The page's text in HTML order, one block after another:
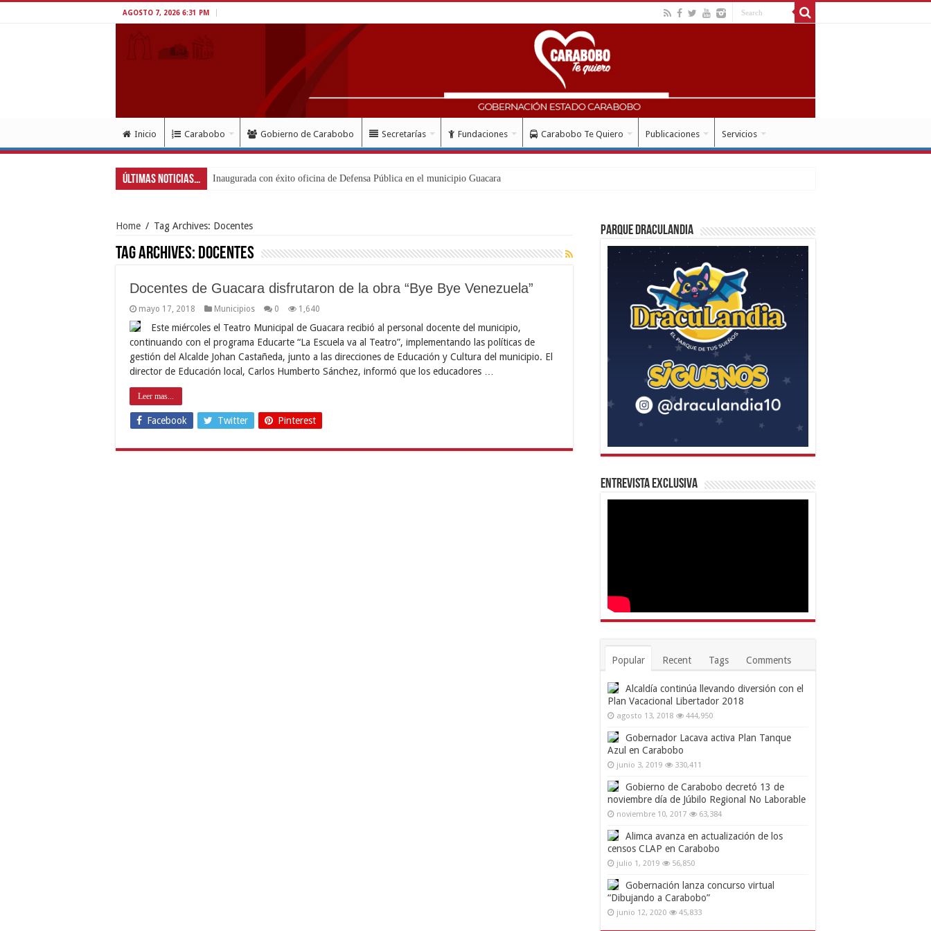
AGOSTO 7, 2026 6:31 PM
Inicio Carabobo Gobierno de Carabobo Secretarías Fundaciones Carabobo Te Quiero Publicaciones Servicios
Últimas Noticias... Movimie
Home / Tag Archives: Docentes
Tag Archives: Docentes
Docentes de Guacara disfrutaron de la obra “Bye Bye Venezuela”
mayo 17, 2018 Municipios 0 1,640
Este miércoles el Teatro Municipal de Guacara recibió al personal docente del municipio,
continuando con el programa Educarte “La Escuela va al Teatro”, implementando las políticas de
gestión del Alcalde Johan Castañeda, junto a las direcciones de Educación y Cultura del municipio. El
director de Educación local, Carlos Humberto Sánchez, informó que los educadores …
Leer mas...
Facebook Twitter Pinterest
Parque Draculandia
Entrevista Exclusiva
Popular Recent Tags Comments
Alcaldía continúa llevando diversión con el
Plan Vacacional Libertador 2018
agosto 13, 2018 444,950
Gobernador Lacava activa Plan Tanque
Azul en Carabobo
junio 3, 2019 330,411
Gobierno de Carabobo decretó 13 de
noviembre día de Júbilo Regional No Laborable
noviembre 10, 2017 63,384
Alimca avanza en actualización de los
censos CLAP en Carabobo
julio 1, 2019 56,850
Gobernación lanza concurso virtual
“Dibujando a Carabobo”
junio 12, 2020 45,833